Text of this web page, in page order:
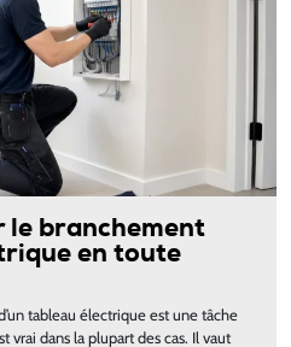
le branchement
en toute
tableau électrique est une tâche
vrai dans la plupart des cas. Il vaut